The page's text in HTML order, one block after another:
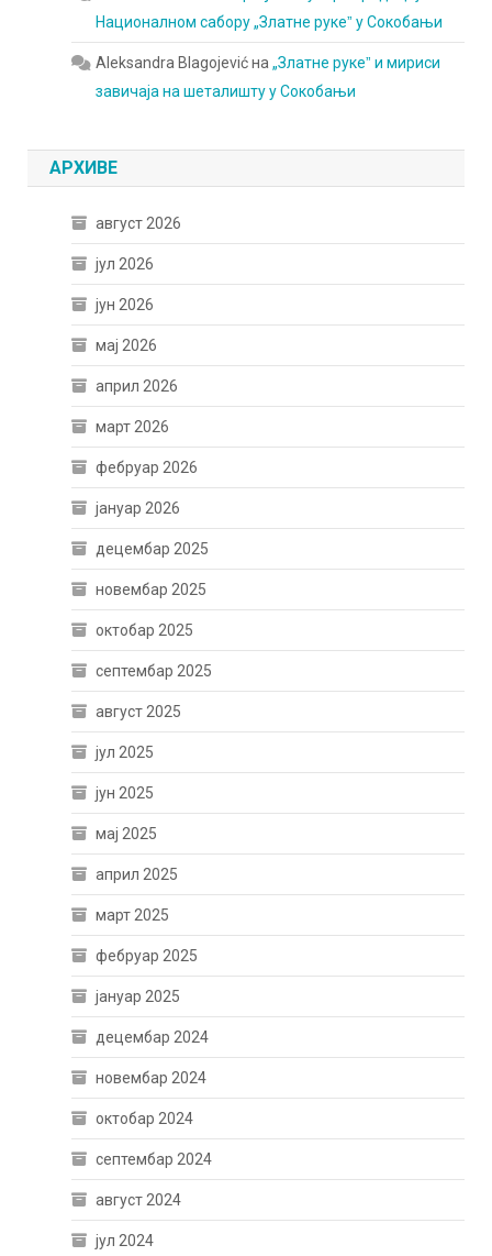
Националном сабору „Златне рукеˮ у Сокобањи
Aleksandra Blagojevićна„Златне рукеˮ и мириси
завичаја на шеталишту у Сокобањи
АРХИВЕ
август 2026
јул 2026
јун 2026
мај 2026
април 2026
март 2026
фебруар 2026
јануар 2026
децембар 2025
новембар 2025
октобар 2025
септембар 2025
август 2025
јул 2025
јун 2025
мај 2025
април 2025
март 2025
фебруар 2025
јануар 2025
децембар 2024
новембар 2024
октобар 2024
септембар 2024
август 2024
јул 2024